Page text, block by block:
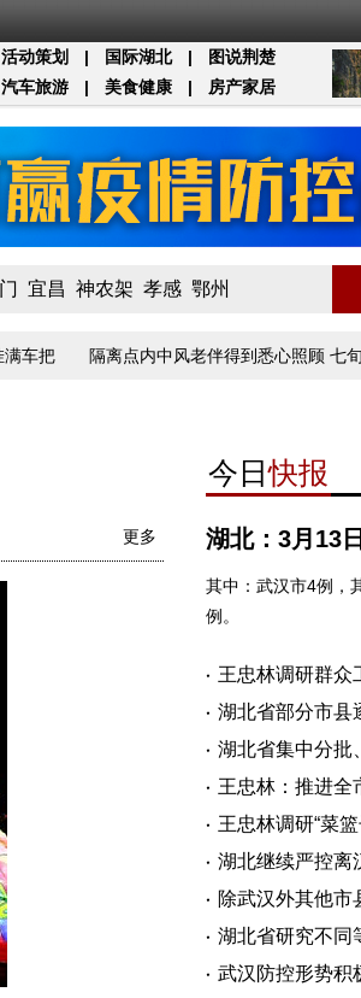
活动策划 | 国际湖北 |
图说荆楚
汽车旅游 | 美食健康 | 房产家居
宜昌 神农架 孝感 鄂州
隔离点内中风老伴得到悉心照顾 七旬老人
更多
今日快报
湖北：3月13
其中：武汉市4例，
例。
王忠林调研群众
湖北省部分市县
湖北省集中分批
王忠林：推进全
王忠林调研“菜
湖北继续严控离
除武汉外其他市
湖北省研究不同
武汉防控形势积